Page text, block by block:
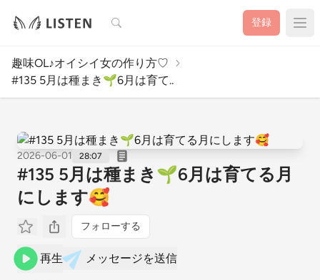
検索 登録
趣味OL♪オイシイ女の作り方♡
#135 5月は種まき🌱6月は育て..
2026-06-01 28:07
#135 5月は種まき🌱6月は育てる月
にします🥰
フォローする
再生 メッセージを送信